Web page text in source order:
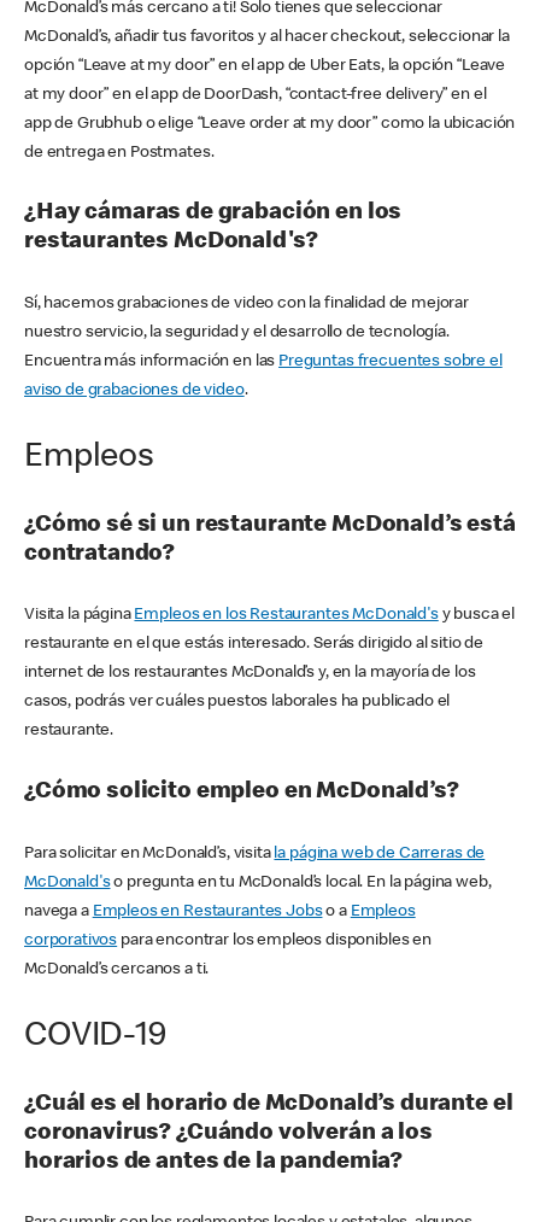
McDonald’s más cercano a ti! Solo tienes que seleccionar
McDonald’s, añadir tus favoritos y al hacer checkout, seleccionar la
opción “Leave at my door” en el app de Uber Eats, la opción “Leave
at my door” en el app de DoorDash, “contact-free delivery” en el
app de Grubhub o elige “Leave order at my door” como la ubicación
de entrega en Postmates.
¿Hay cámaras de grabación en los
restaurantes McDonald's?
Sí, hacemos grabaciones de video con la finalidad de mejorar
nuestro servicio, la seguridad y el desarrollo de tecnología.
Encuentra más información en las Preguntas frecuentes sobre el
aviso de grabaciones de video.
Empleos
¿Cómo sé si un restaurante McDonald’s está
contratando?
Visita la página Empleos en los Restaurantes McDonald'sy busca el
restaurante en el que estás interesado. Serás dirigido al sitio de
internet de los restaurantes McDonald’s y, en la mayoría de los
casos, podrás ver cuáles puestos laborales ha publicado el
restaurante.
¿Cómo solicito empleo en McDonald’s?
Para solicitar en McDonald’s, visita la página web de Carreras de
McDonald'so pregunta en tu McDonald’s local. En la página web,
navega a Empleos en Restaurantes Jobso a Empleos
corporativos para encontrar los empleos disponibles en
McDonald’s cercanos a ti.
COVID-19
¿Cuál es el horario de McDonald’s durante el
coronavirus? ¿Cuándo volverán a los
horarios de antes de la pandemia?